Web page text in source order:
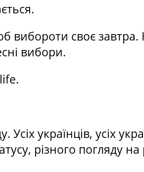
вибороти своє
вибори.
українців, усіх
різного погляду на